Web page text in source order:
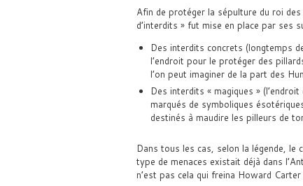
Afin de protéger la sépulture du roi
d’interdits » fut mise en place par ses
Des interdits concrets (longtemps
l’endroit pour le protéger des
l’on peut imaginer de la part des
Des interdits « magiques »
marqués de symboliques
destinés à maudire les pilleurs de
Dans tous les cas, selon la légende, le
type de menaces existait déjà dans
n’est pas cela qui freina Howard Carter